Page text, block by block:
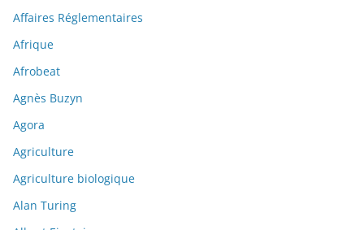
Affaires Réglementaires
Afrique
Afrobeat
Agnès Buzyn
Agora
Agriculture
Agriculture biologique
Alan Turing